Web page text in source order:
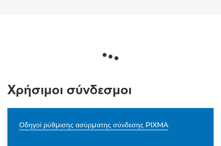
Χρήσιμοι σύνδεσμοι
Οδηγοί ρύθμισης ασύρματης σύνδεσης PIXMA